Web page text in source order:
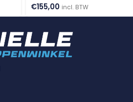
€155,00 incl. BTW